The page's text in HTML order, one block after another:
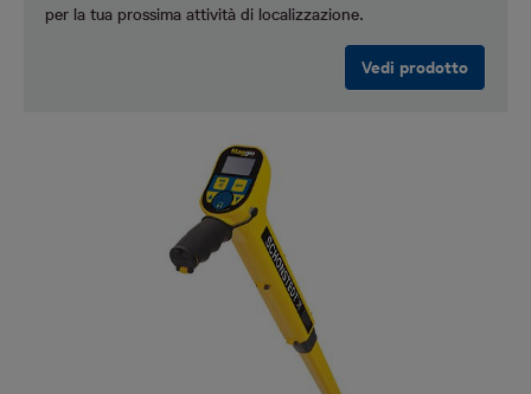
per la tua prossima attività di localizzazione.
Vedi prodotto